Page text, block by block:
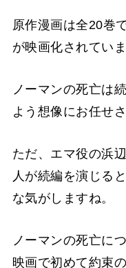
原作漫画は全20巻
が映画化されていま
ノーマンの死亡は
よう想像にお任せ
ただ、エマ役の浜
人が続編を演じる
な気がしますね。
ノーマンの死亡に
映画で初めて約束